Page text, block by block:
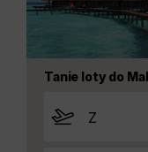
Tanie loty do